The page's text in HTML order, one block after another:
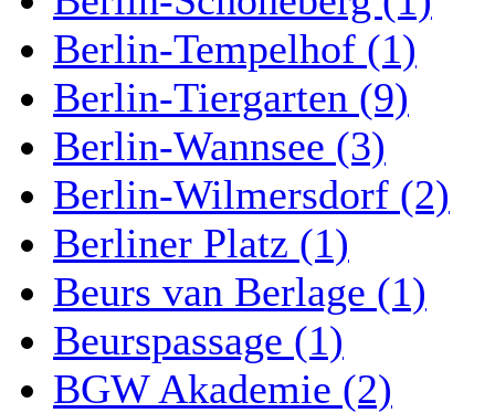
Berlin-Tempelhof (1)
Berlin-Tiergarten (9)
Berlin-Wannsee (3)
Berlin-Wilmersdorf (2)
Berliner Platz (1)
Beurs van Berlage (1)
Beurspassage (1)
BGW Akademie (2)